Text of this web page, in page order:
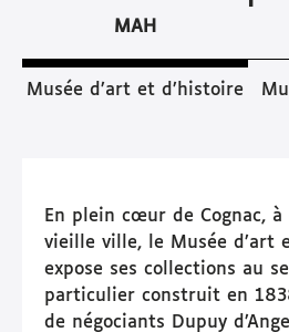
MAH
Musée d’art et d’histoire
En plein cœur de Cognac, à
vieille ville, le Musée d’art
expose ses collections au
particulier construit en
de négociants Dupuy